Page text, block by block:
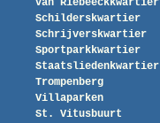
van Riebeeckkwartier
Schilderskwartier
Schrijverskwartier
Sportparkkwartier
Staatsliedenkwartier
Trompenberg
Villaparken
St. Vitusbuurt